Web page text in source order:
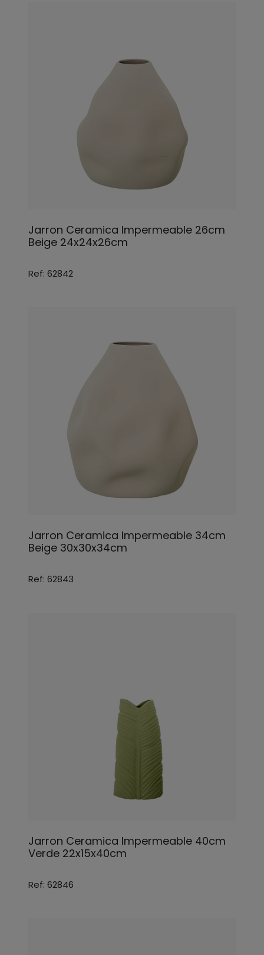
Jarron Ceramica Impermeable 26cm
Beige 24x24x26cm
Ref: 62842
Jarron Ceramica Impermeable 34cm
Beige 30x30x34cm
Ref: 62843
Jarron Ceramica Impermeable 40cm
Verde 22x15x40cm
Ref: 62846